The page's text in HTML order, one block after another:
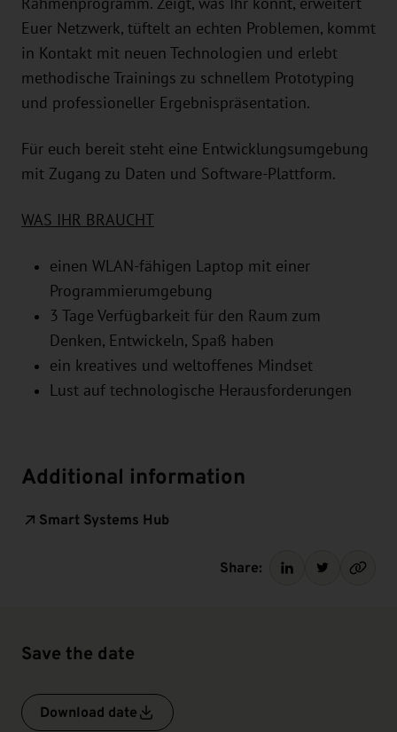
Rahmenprogramm. Zeigt, was Ihr könnt, erweitert
Euer Netzwerk, tüftelt an echten Problemen, kommt
in Kontakt mit neuen Technologien und erlebt
methodische Trainings zu schnellem Prototyping
und professioneller Ergebnispräsentation.
Für euch bereit steht eine Entwicklungsumgebung
mit Zugang zu Daten und Software-Plattform.
WAS IHR BRAUCHT
einen WLAN-fähigen Laptop mit einer
Programmierumgebung
3 Tage Verfügbarkeit für den Raum zum
Denken, Entwickeln, Spaß haben
ein kreatives und weltoffenes Mindset
Lust auf technologische Herausforderungen
Additional information
Smart Systems Hub
Share:
Save the date
Download date